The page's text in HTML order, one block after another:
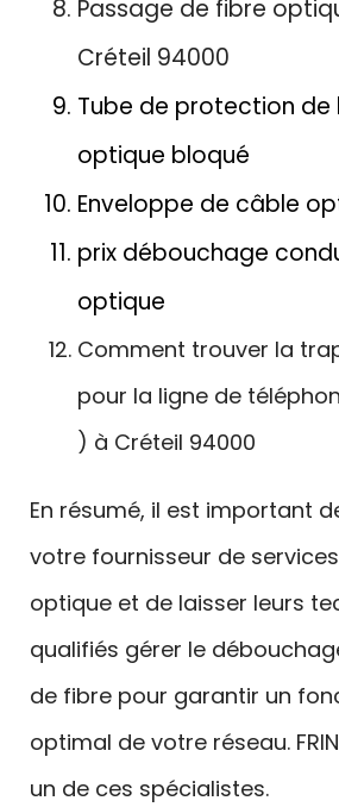
Passage de fibre
Créteil 94000
Tube de protection de
optique bloqué
Enveloppe de câble
prix débouchage
optique
Comment trouver la
pour la ligne de
) à Créteil 94000
En résumé, il est important
votre fournisseur de
optique et de laisser leurs
qualifiés gérer le
de fibre pour garantir un
optimal de votre réseau.
un de ces spécialistes.